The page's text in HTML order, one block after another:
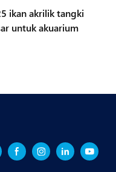
ikan akrilik tangki
untuk akuarium